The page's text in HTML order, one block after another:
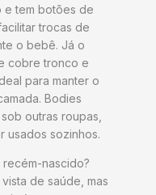
e tem botões de
trocas de
o bebê. Já o
cobre tronco e
para manter o
Bodies
outras roupas,
usados sozinhos.
nascido?
de saúde, mas